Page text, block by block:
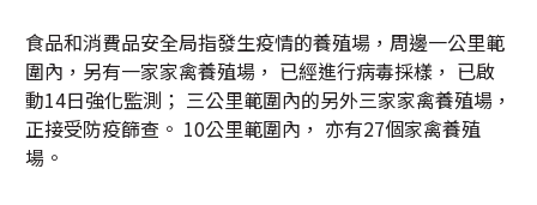
食品和消費品安全局指發生疫情的養殖場，周邊一公里範
圍內，另有一家家禽養殖場， 已經進行病毒採樣， 已啟
動14日強化監測； 三公里範圍內的另外三家家禽養殖場，
正接受防疫篩查。 10公里範圍內， 亦有27個家禽養殖
場。